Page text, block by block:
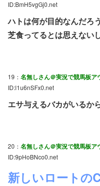
ID:BmH5vgGj0.net
ハトは何が目的なんだろ
芝食ってるとは思えない
19： 名無しさん＠実況で競馬板ア
ID:l1u6nSFx0.net
エサ与えるバカがいるか
20： 名無しさん＠実況で競馬板ア
ID:9pHoBNco0.net
新しいロートの